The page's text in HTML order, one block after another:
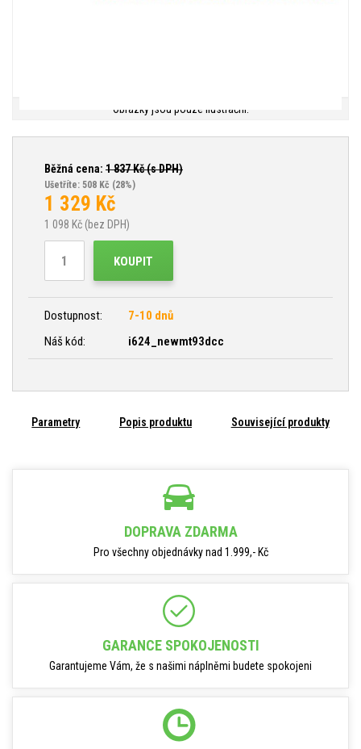
Obrázky jsou pouze ilustrační.
Běžná cena: 1 837Kč (s DPH)
Ušetříte: 508 Kč (28%)
1 329 Kč
1 098 Kč (bez DPH)
KOUPIT
Dostupnost:
7-10 dnů
Náš kód:
i624_newmt93dcc
Parametry Popis produktu Související produkty
DOPRAVA ZDARMA
Pro všechny objednávky nad 1.999,- Kč
GARANCE SPOKOJENOSTI
Garantujeme Vám, že s našimi náplněmi budete spokojeni